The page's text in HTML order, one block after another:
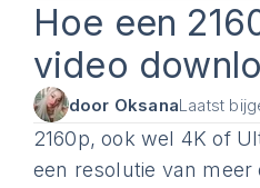
Hoe een
video
door OksanaLaatst
2160p, ook wel 4K of
een resolutie van meer